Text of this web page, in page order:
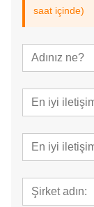
saat içinde)